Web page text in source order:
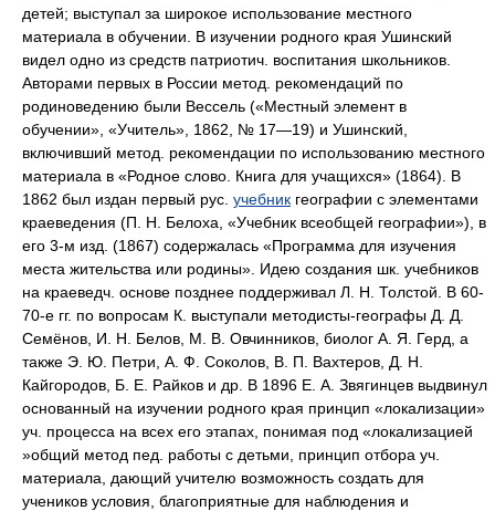
детей; выступал за широкое использование местного
материала в обучении. В изучении родного края Ушинский
видел одно из средств патриотич. воспитания школьников.
Авторами первых в России метод. рекомендаций по
родиноведению были Вессель («Местный элемент в
обучении», «Учитель», 1862, № 17—19) и Ушинский,
включивший метод. рекомендации по использованию местного
материала в «Родное слово. Книга для учащихся» (1864). В
1862 был издан первый рус. учебник географии с элементами
краеведения (П. Н. Белоха, «Учебник всеобщей географии»), в
его 3-м изд. (1867) содержалась «Программа для изучения
места жительства или родины». Идею создания шк. учебников
на краеведч. основе позднее поддерживал Л. Н. Толстой. В 60-
70-е гг. по вопросам К. выступали методисты-географы Д. Д.
Семёнов, И. Н. Белов, М. В. Овчинников, биолог А. Я. Герд, а
также Э. Ю. Петри, А. Ф. Соколов, В. П. Вахтеров, Д. Н.
Кайгородов, Б. Е. Райков и др. В 1896 Е. А. Звягинцев выдвинул
основанный на изучении родного края принцип «локализации»
уч. процесса на всех его этапах, понимая под «локализацией
»общий метод пед. работы с детьми, принцип отбора уч.
материала, дающий учителю возможность создать для
учеников условия, благоприятные для наблюдения и